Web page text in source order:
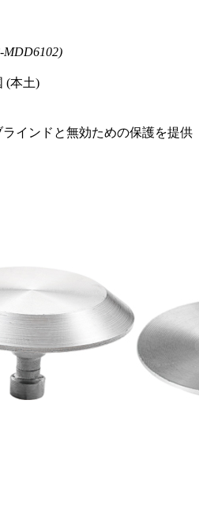
MDD6102)
(本土)
インドと無効ための保護を提供